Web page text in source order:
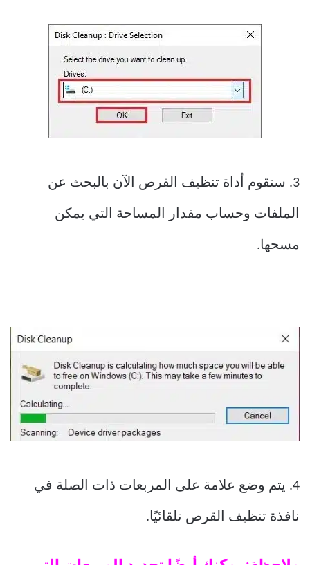
3. ستقوم أداة تنظيف القرص الآن بالبحث عن
الملفات وحساب مقدار المساحة التي يمكن
مسحها.
4. يتم وضع علامة على المربعات ذات الصلة في
نافذة تنظيف القرص تلقائيًا.